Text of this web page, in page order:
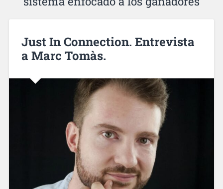
Just In Connection. Entrevista
a Marc Tomàs.